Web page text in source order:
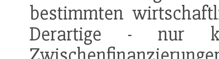
bestimmten
Derartige - nur